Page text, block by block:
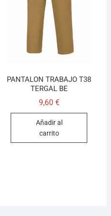
PANTALON TRABAJO T38
TERGAL BE
9,60 €
Añadir al
carrito